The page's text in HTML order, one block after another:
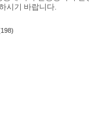
시기 바랍니다.